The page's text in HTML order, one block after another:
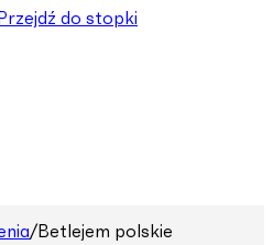
Przejdź do stopki
/Betlejem polskie